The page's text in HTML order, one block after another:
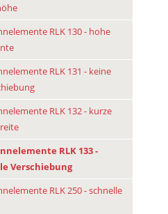
RLK 130 - hohe
RLK 131 - keine
RLK 132 - kurze
RLK 133 -
Verschiebung
RLK 250 - schnelle